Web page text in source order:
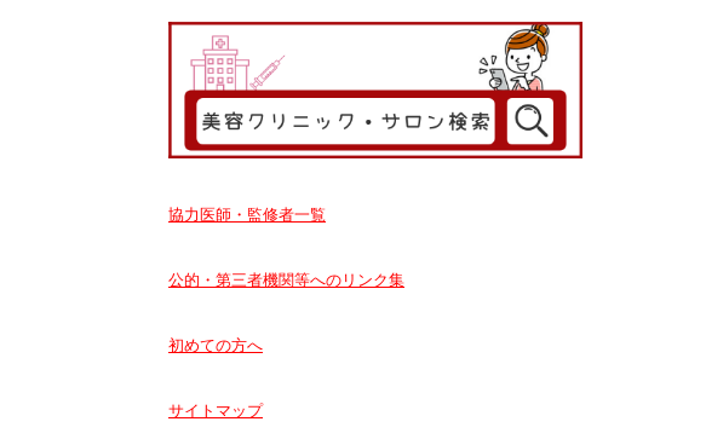
協力医師・監修者一覧
公的・第三者機関等へのリンク集
初めての方へ
サイトマップ